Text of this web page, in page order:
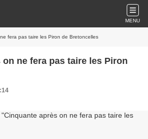
MENU
fera pas taire les Piron de Bretoncelles
les Piron